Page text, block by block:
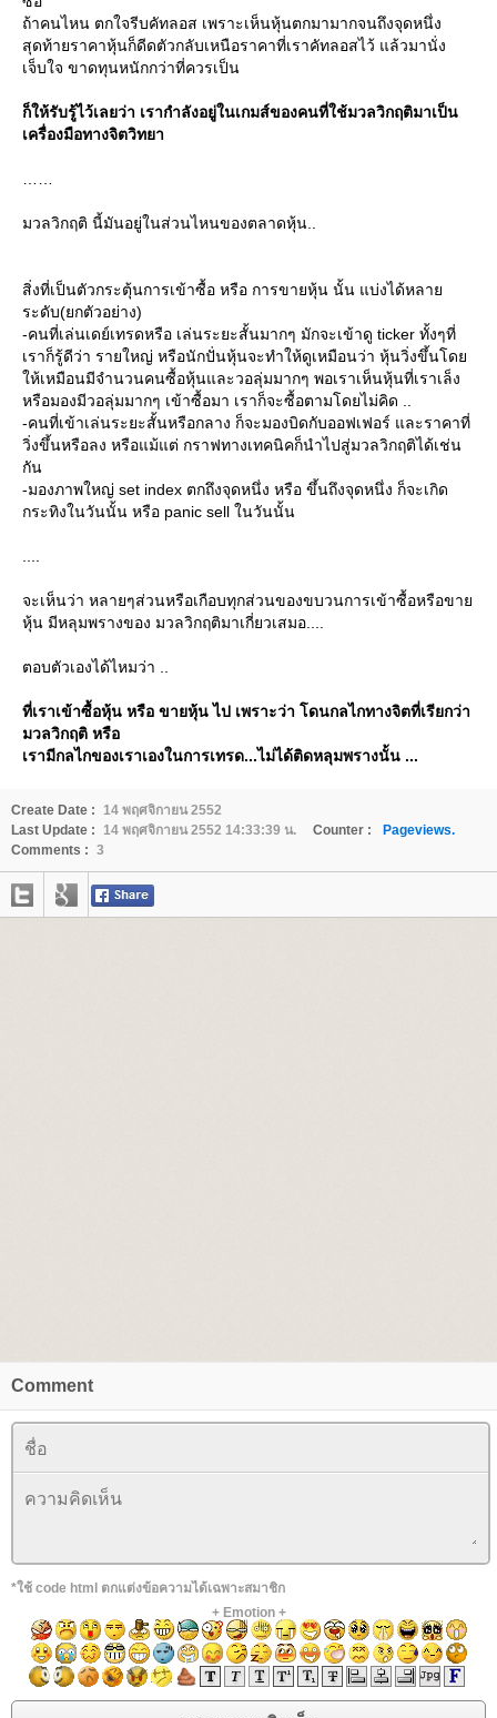
ถ้าคนไหน ตกใจรีบคัทลอส เพราะเห็นหุ้นตกมามากจนถึงจุดหนึ่ง
สุดท้ายราคาหุ้นก็ดีดตัวกลับเหนือราคาที่เราคัทลอสไว้ แล้วมานั่ง
เจ็บใจ ขาดทุนหนักกว่าที่ควรเป็น
ก็ให้รับรู้ไว้เลยว่า เรากำลังอยู่ในเกมส์ของคนที่ใช้มวลวิกฤติมาเป็น
เครื่องมือทางจิตวิทยา
มวลวิกฤติ นี้มันอยู่ในส่วนไหนของตลาดหุ้น..
สิ่งที่เป็นตัวกระตุ้นการเข้าซื้อ หรือ การขายหุ้น นั้น แบ่งได้หลา
ระดับ(ยกตัวอย่าง)
-คนที่เล่นเดย์เทรดหรือ เล่นระยะสั้นมากๆ มักจะเข้าดู ticker ทั้งๆที่
เราก็รู้ดีว่า รายใหญ่ หรือนักปั่นหุ้นจะทำให้ดูเหมือนว่า หุ้นวิ่งขึ้นโด
ห้เหมือนมีจำนวนคนซื้อหุ้นและวอลุ่มมากๆ พอเราเห็นหุ้นที่เราเล็ง
หรือมองมีวอลุ่มมากๆ เข้าซื้อมา เราก็จะซื้อตามโดยไม่คิด ..
-คนที่เข้าเล่นระยะสั้นหรือกลาง ก็จะมองบิดกับออฟเฟอร์ และราคาที่
วิ่งขึ้นหรือลง หรือแม้แต่ กราฟทางเทคนิคก็นำไปสู่มวลวิกฤติได้เช่น
กัน
-มองภาพใหญ่ set index ตกถึงจุดหนึ่ง หรือ ขึ้นถึงจุดหนึ่ง ก็จะเกิด
กระทิงในวันนั้น หรือ panic sell ในวันนั้น
จะเห็นว่า หลายๆส่วนหรือเกือบทุกส่วนของขบวนการเข้าซื้อหรือขา
หุ้น มีหลุมพรางของ มวลวิกฤติมาเกี่ยวเสมอ....
ตอบตัวเองได้ไหมว่า ..
ที่เราเข้าซื้อหุ้น หรือ ขายหุ้น ไป เพราะว่า โดนกลไกทางจิตที่เรียกว่า
มวลวิกฤติ หรือ
เรามีกลไกของเราเองในการเทรด...ไม่ได้ติดหลุมพรางนั้น ...
Create Date : 14 พฤศจิกายน 2552
Last Update : 14 พฤศจิกายน 2552 14:33:39 น. Counter :
Pageviews.
Comments : 3
Comment
*ใช้ code html ตกแต่งข้อความได้เฉพาะสมาชิก
+ Emotion+